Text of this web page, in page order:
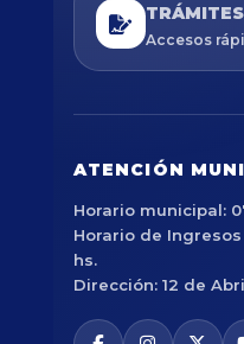
Accesos
ATENCIÓN
Horario municipal:
Horario de Ingresos
hs.
Dirección: 12 de